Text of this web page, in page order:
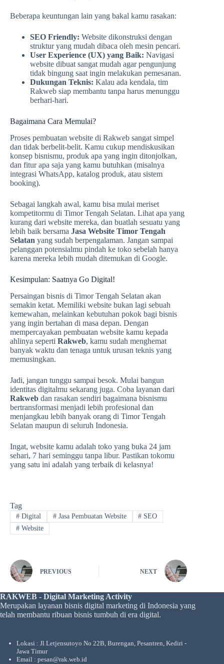
Beberapa keuntungan lain yang bakal kamu rasakan:
SEO Friendly: Website dikonstruksi dengan
struktur yang mudah dibaca oleh mesin pencari.
User Experience (UX) yang Baik: Navigasi
website dibuat sangat mudah agar pengunjung
tidak bingung saat ingin melakukan pemesanan.
Dukungan Teknis: Kalau ada kendala, tim
Rakweb siap membantu tanpa harus menunggu
berhari-hari.
Bagaimana Cara Memulai?
Proses pembuatan website di Rakweb sangat simpel
dan tidak berbelit-belit. Kamu cukup mendiskusikan
konsep bisnismu, produk apa yang ingin ditonjolkan,
dan fitur apa saja yang kamu butuhkan (misalnya
integrasi WhatsApp, katalog produk, atau sistem
booking).
Sebagai langkah awal, kamu bisa mulai meriset
kompetitormu di Timor Tengah Selatan. Lihat apa yang
kurang dari website mereka, dan buatlah sesuatu yang
lebih baik bersama Jasa Website Timor Tengah
Selatan yang sudah berpengalaman. Jangan sampai
pelanggan potensialmu pindah ke toko sebelah hanya
karena mereka lebih mudah ditemukan di Google.
Kesimpulan: Saatnya Go Digital!
Persaingan bisnis di Timor Tengah Selatan akan
semakin ketat. Memiliki website bukan lagi sebuah
kemewahan, melainkan kebutuhan pokok bagi bisnis
yang ingin bertahan di masa depan. Dengan
mempercayakan pembuatan website kamu kepada
ahlinya seperti Rakweb, kamu sudah menghemat
banyak waktu dan tenaga untuk urusan teknis yang
memusingkan.
Jadi, jangan tunggu sampai besok. Mulai bangun
identitas digitalmu sekarang juga. Coba layanan dari
Rakweb dan rasakan sendiri bagaimana bisnismu
bertransformasi menjadi lebih profesional dan
menjangkau lebih banyak orang di Timor Tengah
Selatan maupun di seluruh Indonesia.
Ingat, website kamu adalah toko yang buka 24 jam
sehari, 7 hari seminggu tanpa libur. Pastikan tokomu
yang satu ini adalah yang terbaik di kelasnya!
Tag
#Digital #Jasa Pembuatan Website # SEO
#Website
PREVIOUS NEXT
RAKWEB - Digital Marketing Activity
Merupakan layanan bisnis digital marketing di Indonesia yang
telah membantu ribuan bisnis tumbuh di era digital.
Lokasi : Jl Letjensutoyo No 22B, Burengan, Pesantren, Kediri -
Jawa Timur
Email : pesan@rak.web.id